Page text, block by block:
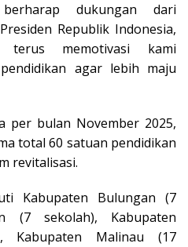
dukungan dari
Republik Indonesia,
memotivasi kami
agar lebih maju
per bulan November 2025,
total 60 satuan pendidikan
revitalisasi.
Kabupaten Bulungan (7
(7 sekolah), Kabupaten
Kabupaten Malinau (17